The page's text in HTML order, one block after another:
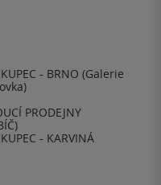
- BRNO (Galerie
PRODEJNY
- KARVINÁ